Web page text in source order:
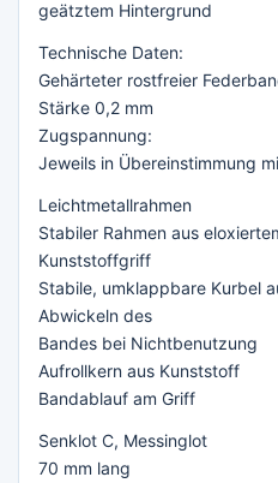
geätztem Hintergrund
Technische Daten:
Gehärteter rostfreier
Stärke 0,2 mm
Zugspannung:
Jeweils in Übereinstimmung
Leichtmetallrahmen
Stabiler Rahmen aus
Kunststoffgriff
Stabile, umklappbare Kurbel
Abwickeln des
Bandes bei Nichtbenutzung
Aufrollkern aus Kunststoff
Bandablauf am Griff
Senklot C, Messinglot
70 mm lang